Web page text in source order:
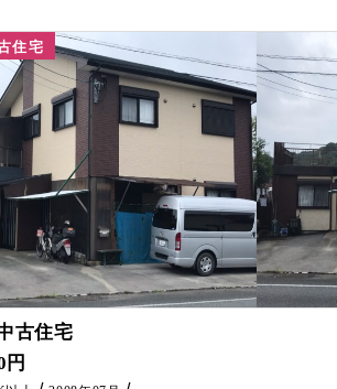
住宅
古住宅
るので、2世帯で生活ができます。
円